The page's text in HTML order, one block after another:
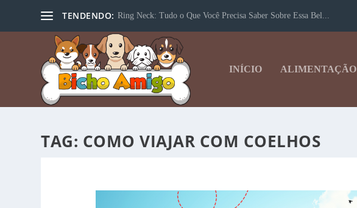
TENDENDO: Ring Neck: Tudo o Que Você Precisa Saber Sobre Essa Bel...
INÍCIO ALIMENTAÇÃO
TAG: COMO VIAJAR COM COELHOS